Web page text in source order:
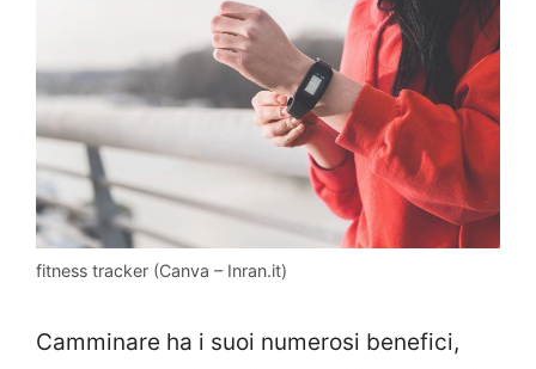
fitness tracker (Canva – Inran.it)
Camminare ha i suoi numerosi benefici,